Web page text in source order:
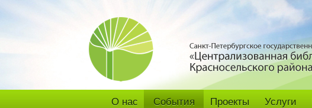
О нас События Проекты Услуги